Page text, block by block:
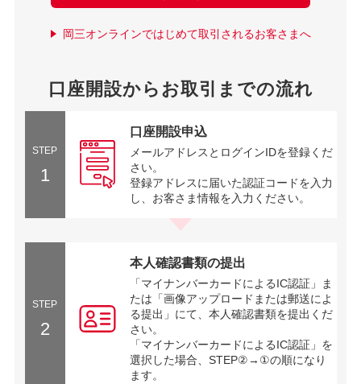
岡三オンラインではじめて取引されるお客さまへ
口座開設からお取引までの流れ
STEP
1
口座開設申込
メールアドレスとログインIDを登録くだ
さい。
登録アドレスに届いた認証コードを入力
し、お客さま情報を入力ください。
STEP
2
本人確認書類の提出
「マイナンバーカードによるIC認証」ま
たは「画像アップロードまたは郵送によ
る提出」にて、本人確認書類を提出くだ
さい。
「マイナンバーカードによるIC認証」を
選択した場合、STEP②→①の順になり
ます。